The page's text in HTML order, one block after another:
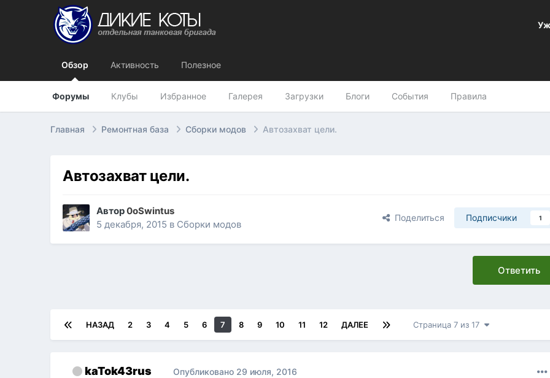
Обзор
Форумы Клубы Избранное Галерея Загрузки Блоги События Правила
Активность Полезное
Главная Ремонтная база Сборки модов Автозахват цели.
Автозахват цели.
Автор0oSwintus
5 декабря, 2015 в Сборки модов
Поделиться Подписчики 1
Ответить
НАЗАД 2 3 4 5 6 7 8 9 10 11 12 ДАЛЕЕ Страница 7 из 17
kaTok43rus Опубликовано 29 июля, 2016